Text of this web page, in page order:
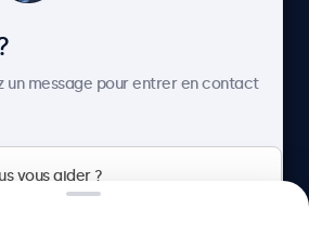
un message pour entrer en contact